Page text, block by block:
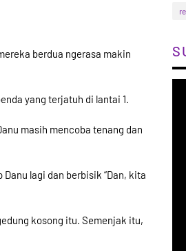
berdua ngerasa makin
yang terjatuh di lantai 1.
masih mencoba tenang dan
lagi dan berbisik “Dan, kita
kosong itu. Semenjak itu,